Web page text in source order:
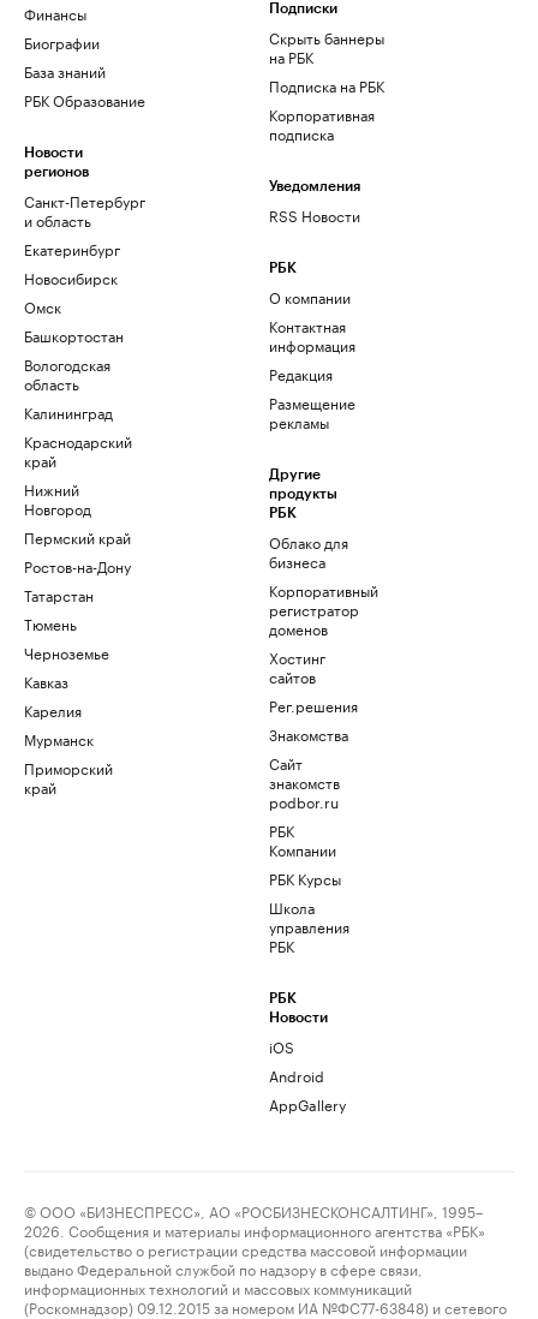
Финансы
Биографии
База знаний
РБК Образование
Новости
регионов
Санкт-Петербург
и область
Екатеринбург
Новосибирск
Омск
Башкортостан
Вологодская
область
Калининград
Краснодарский
край
Нижний
Новгород
Пермский край
Ростов-на-Дону
Татарстан
Тюмень
Черноземье
Кавказ
Карелия
Мурманск
Приморский
край
Подписки
Скрыть баннеры
на РБК
Подписка на РБК
Корпоративная
подписка
Уведомления
RSS Новости
РБК
О компании
Контактная
информация
Редакция
Размещение
рекламы
Другие
продукты
РБК
Облако для
бизнеса
Корпоративный
регистратор
доменов
Хостинг
сайтов
Рег.решения
Знакомства
Сайт
знакомств
podbor.ru
РБК
Компании
РБК Курсы
Школа
управления
РБК
РБК
Новости
iOS
Android
AppGallery
© ООО «БИЗНЕСПРЕСС», АО «РОСБИЗНЕСКОНСАЛТИНГ», 1995–
2026. Сообщения и материалы информационного агентства «РБК»
(свидетельство о регистрации средства массовой информации
выдано Федеральной службой по надзору в сфере связи,
информационных технологий и массовых коммуникаций
(Роскомнадзор) 09.12.2015 за номером ИА №ФС77-63848) и сетевого